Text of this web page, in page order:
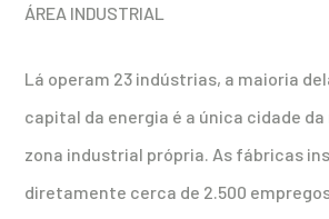
ÁREA INDUSTRIAL
Lá operam 23 indústrias, a maioria
capital da energia é a única cidade
zona industrial própria. As fábricas
diretamente cerca de 2.500